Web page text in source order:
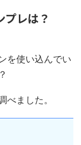
レは？
を使い込んでい
べました。